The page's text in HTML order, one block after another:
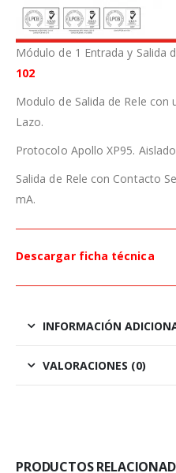
Módulo de 1 Entrada y Salida
102
Modulo de Salida de Rele
Lazo.
Protocolo Apollo XP95.
Salida de Rele con Contacto
mA.
Descargar ficha técnica
INFORMACIÓN
VALORACIONES (0)
PRODUCTOS